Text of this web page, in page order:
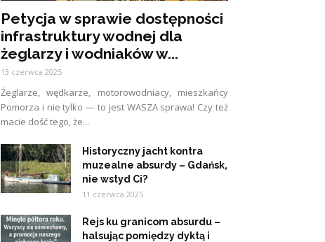
Petycja w sprawie dostępności
infrastruktury wodnej dla
żeglarzy i wodniaków w...
13 czerwca 2025
Żeglarze, wędkarze, motorowodniacy, mieszkańcy
Pomorza i nie tylko — to jest WASZA sprawa! Czy też
macie dość tego, że...
Historyczny jacht kontra
muzealne absurdy – Gdańsk,
nie wstyd Ci?
11 czerwca 2025
Rejs ku granicom absurdu –
halsując pomiędzy dyktą i